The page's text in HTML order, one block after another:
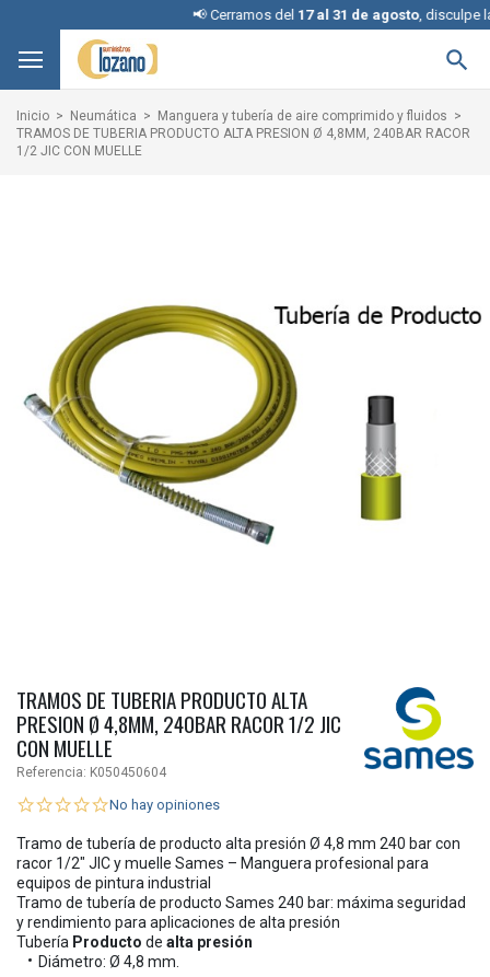
📢 Cerramos del 17 al 31 de agosto, disculpe las

Inicio Neumática
Manguera y tubería de aire comprimido y fluidos
TRAMOS DE TUBERIA PRODUCTO ALTA PRESION Ø 4,8MM, 240BAR RACOR
1/2 JIC CON MUELLE
TRAMOS DE TUBERIA PRODUCTO ALTA
PRESION Ø 4,8MM, 240BAR RACOR 1/2 JIC
CON MUELLE
Referencia: K050450604
No hay opiniones
Tramo de tubería de producto alta presión Ø 4,8 mm 240 bar con
racor 1/2" JIC y muelle Sames – Manguera profesional para
equipos de pintura industrial
Tramo de tubería de producto Sames 240 bar: máxima seguridad
y rendimiento para aplicaciones de alta presión
Tubería Producto de alta presión
Diámetro: Ø 4,8 mm.